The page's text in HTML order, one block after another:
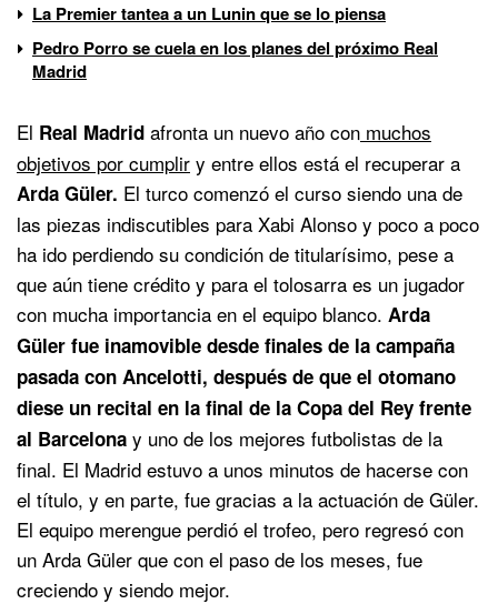
La Premier tantea a un Lunin que se lo piensa
Pedro Porro se cuela en los planes del próximo Real
Madrid
El Real Madrid afronta un nuevo año con muchos
objetivos por cumplir y entre ellos está el recuperar a
Arda Güler. El turco comenzó el curso siendo una de
las piezas indiscutibles para Xabi Alonso y poco a poco
ha ido perdiendo su condición de titularísimo, pese a
que aún tiene crédito y para el tolosarra es un jugador
con mucha importancia en el equipo blanco. Arda
Güler fue inamovible desde finales de la campaña
pasada con Ancelotti, después de que el otomano
diese un recital en la final de la Copa del Rey frente
al Barcelona y uno de los mejores futbolistas de la
final. El Madrid estuvo a unos minutos de hacerse con
el título, y en parte, fue gracias a la actuación de Güler.
El equipo merengue perdió el trofeo, pero regresó con
un Arda Güler que con el paso de los meses, fue
creciendo y siendo mejor.